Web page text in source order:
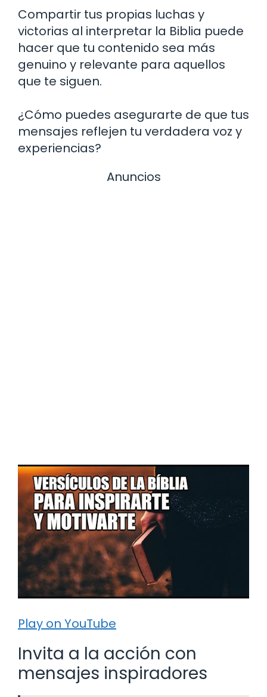
Compartir tus propias luchas y
victorias al interpretar la Biblia puede
hacer que tu contenido sea más
genuino y relevante para aquellos
que te siguen.
¿Cómo puedes asegurarte de que tus
mensajes reflejen tu verdadera voz y
experiencias?
Anuncios
Play on YouTube
Invita a la acción con
mensajes inspiradores